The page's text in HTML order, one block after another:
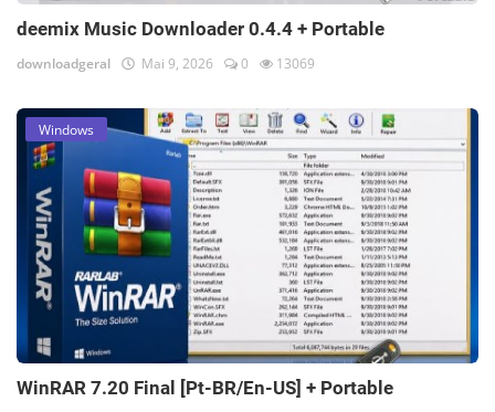
deemix Music Downloader 0.4.4 + Portable
downloadgeral Mai 9, 2026 0 13069
Windows
WinRAR 7.20 Final [Pt-BR/En-US] + Portable